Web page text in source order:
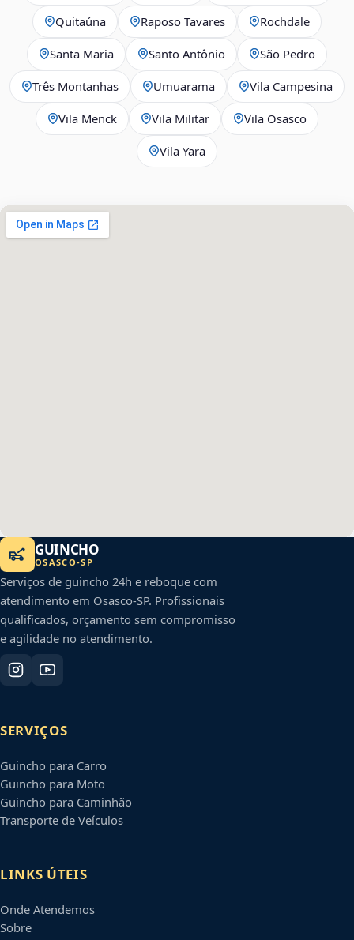
Quitaúna Raposo Tavares Rochdale
Santa Maria Santo Antônio São Pedro
Três Montanhas Umuarama Vila Campesina
Vila Menck Vila Militar Vila Osasco
Vila Yara
GUINCHO
OSASCO-SP
Serviços de guincho 24h e reboque com
atendimento em Osasco-SP. Profissionais
qualificados, orçamento sem compromisso
e agilidade no atendimento.
SERVIÇOS
Guincho para Carro
Guincho para Moto
Guincho para Caminhão
Transporte de Veículos
LINKS ÚTEIS
Onde Atendemos
Sobre